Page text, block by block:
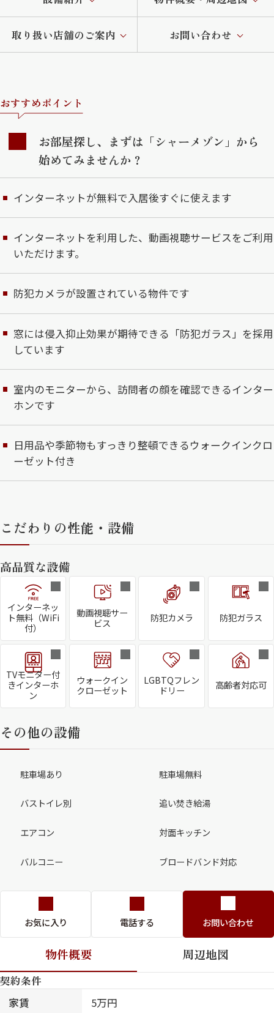
取り扱い店舗のご案内 お問い合わせ
おすすめポイント
お部屋探し、まずは「シャーメゾン」から
始めてみませんか？
インターネットが無料で入居後すぐに使えます
インターネットを利用した、動画視聴サービスをご利用
いただけます。
防犯カメラが設置されている物件です
窓には侵入抑止効果が期待できる「防犯ガラス」を採用
しています
室内のモニターから、訪問者の顔を確認できるインター
ホンです
日用品や季節物もすっきり整頓できるウォークインクロ
ーゼット付き
こだわりの性能・設備
高品質な設備
インターネッ
ト無料（WiFi
付）
動画視聴サー
ビス
防犯カメラ 防犯ガラス
TVモニター付
きインターホ
ン
ウォークイン
クローゼット
LGBTQフレン
ドリー
高齢者対応可
その他の設備
駐車場あり 駐車場無料
バストイレ別 追い焚き給湯
エアコン 対面キッチン
バルコニー ブロードバンド対応
お気に入り 電話する お問い合わせ
物件概要 周辺地図
契約条件
家賃
5万円